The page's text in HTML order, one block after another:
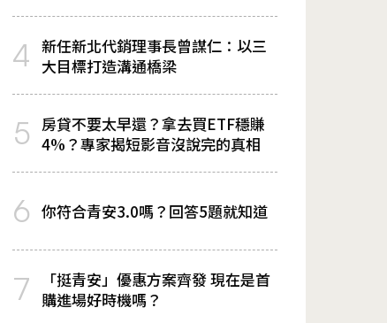
4 新任新北代銷理事長曾謀仁：以三
大目標打造溝通橋梁
5 房貸不要太早還？拿去買ETF穩賺
4%？專家揭短影音沒說完的真相
6 你符合青安3.0嗎？回答5題就知道
7
「挺青安」優惠方案齊發 現在是首
購進場好時機嗎？